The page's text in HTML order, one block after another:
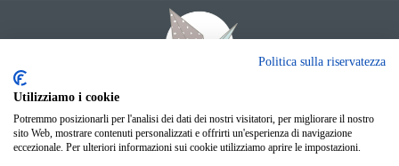
Giochi
Neonato
Politica sulla riservatezza
Utilizziamo i cookie
Potremmo posizionarli per l'analisi dei dati dei nostri visitatori, per migliorare il nostro
sito Web, mostrare contenuti personalizzati e offrirti un'esperienza di navigazione
eccezionale. Per ulteriori informazioni sui cookie utilizziamo aprire le impostazioni.